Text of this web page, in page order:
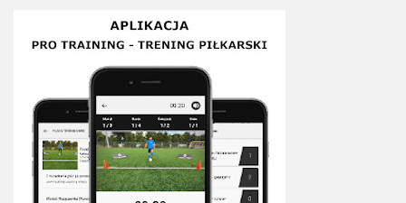
Plany treningowe
Aplikacja Pro Training
Sprzęt treningowy
Kontakt